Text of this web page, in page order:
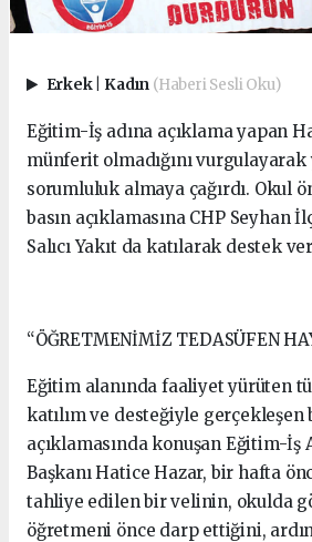
Erkek Kadın (Haberi Sesli Oku)
Eğitim-İş adına açıklama yapan
münferit olmadığını
sorumluluk almaya çağırdı. Okul
basın açıklamasına CHP Seyhan
Salıcı Yakıt da katılarak destek
“ÖĞRETMENİMİZ TEDASÜFEN
Eğitim alanında faaliyet yürüten
katılım ve desteğiyle gerçekleşen
açıklamasında konuşan Eğitim-İş
Başkanı Hatice Hazar, bir hafta
tahliye edilen bir velinin, okulda
öğretmeni önce darp ettiğini,